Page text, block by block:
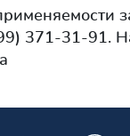
371-31-91.